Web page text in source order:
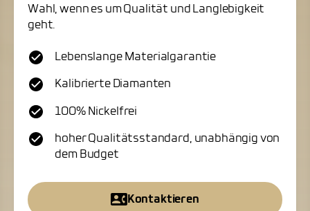
Wahl, wenn es um Qualität und Langlebigkeit
geht.
Lebenslange Materialgarantie
Kalibrierte Diamanten
100% Nickelfrei
hoher Qualitätsstandard, unabhängig von
dem Budget
Kontaktieren